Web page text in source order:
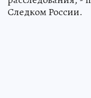
Следком России.